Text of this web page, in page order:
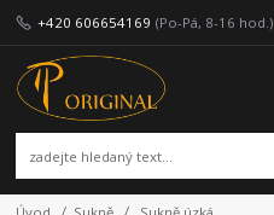
+420 606654169 (Po-Pá, 8-16 hod.)